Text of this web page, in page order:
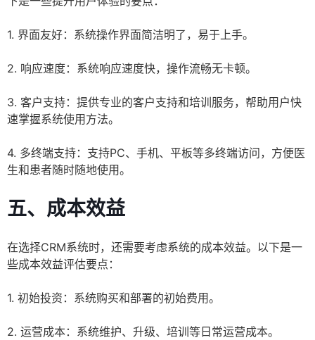
1. 界面友好：系统操作界面简洁明了，易于上手。
2. 响应速度：系统响应速度快，操作流畅无卡顿。
3. 客户支持：提供专业的客户支持和培训服务，帮助用户快
速掌握系统使用方法。
4. 多终端支持：支持PC、手机、平板等多终端访问，方便医
生和患者随时随地使用。
五、成本效益
在选择CRM系统时，还需要考虑系统的成本效益。以下是一
些成本效益评估要点：
1. 初始投资：系统购买和部署的初始费用。
2. 运营成本：系统维护、升级、培训等日常运营成本。